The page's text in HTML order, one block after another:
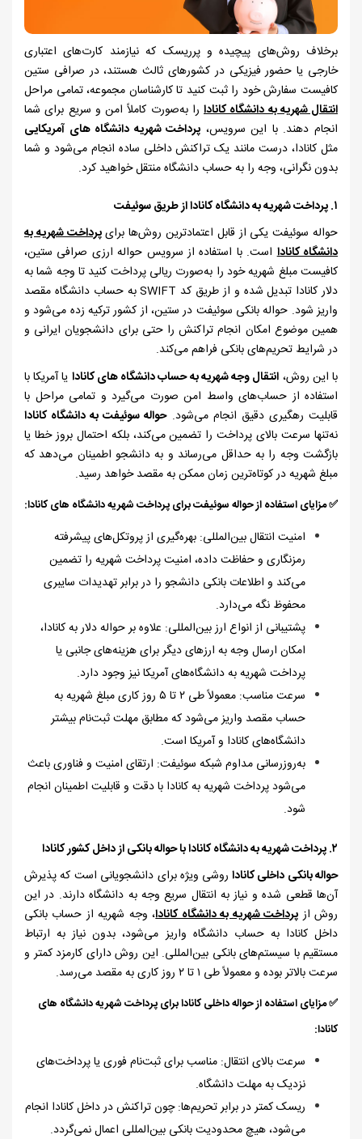
برخلاف روش‌های پیچیده و پرریسک که نیازمند کارت‌های اعتباری
خارجی یا حضور فیزیکی در کشورهای ثالث هستند، در صرافی ستین
کافیست سفارش خود را ثبت کنید تا کارشناسان مجموعه، تمامی مراحل
انتقال شهریه به دانشگاه کانادا را به‌صورت کاملاً امن و سریع برای شما
انجام دهند. با این سرویس، پرداخت شهریه دانشگاه‌ های آمریکایی
مثل کانادا، درست مانند یک تراکنش داخلی ساده انجام می‌شود و شما
بدون نگرانی، وجه را به حساب دانشگاه منتقل خواهید کرد.
۱. پرداخت شهریه به دانشگاه کانادااز طریق سوئیفت
حواله سوئیفت یکی از قابل اعتمادترین روش‌ها برایپرداخت شهریه به
دانشگاه کانادااست. با استفاده از سرویس حواله ارزی صرافی ستین،
کافیست مبلغ شهریه خود را به‌صورت ریالی پرداخت کنید تا وجه شما به
دلار کانادا تبدیل شده و از طریق کد SWIFTبه حساب دانشگاه مقصد
واریز شود. حواله بانکی سوئیفت در ستین، از کشور ترکیه زده می‌شود و
همین موضوع امکان انجام تراکنش را حتی برای دانشجویان ایرانی و
در شرایط تحریم‌های بانکی فراهم می‌کند.
با این روش، انتقال وجه شهریه به حساب دانشگاه‌ های کانادا یا آمریکا با
استفاده از حساب‌های واسط امن صورت می‌گیرد و تمامی مراحل با
قابلیت رهگیری دقیق انجام می‌شود.حواله سوئیفت به دانشگاه کانادا
نه‌تنها سرعت بالای پرداخت را تضمین می‌کند، بلکه احتمال بروز خطا یا
بازگشت وجه را به حداقل می‌رساند و به دانشجو اطمینان می‌دهد که
مبلغ شهریه در کوتاه‌ترین زمان ممکن به مقصد خواهد رسید.
✅مزایای استفاده از حواله سوئیفت برای پرداخت شهریه دانشگاه ‌های کانادا:
امنیت انتقال بین‌المللی: بهره‌گیری از پروتکل‌های پیشرفته
رمزنگاری و حفاظت داده، امنیت پرداخت شهریه را تضمین
می‌کند و اطلاعات بانکی دانشجو را در برابر تهدیدات سایبری
محفوظ نگه می‌دارد.
پشتیبانی از انواع ارز بین‌المللی: علاوه بر حواله دلار به کانادا،
امکان ارسال وجه به ارزهای دیگر برای هزینه‌های جانبی یا
پرداخت شهریه به دانشگاه‌های آمریکا نیز وجود دارد.
سرعت مناسب: معمولاً طی ۲تا ۵ روز کاری مبلغ شهریه به
حساب مقصد واریز می‌شود که مطابق مهلت ثبت‌نام بیشتر
دانشگاه‌های کانادا و آمریکا است.
به‌روزرسانی مداوم شبکه سوئیفت: ارتقای امنیت و فناوری باعث
می‌شود پرداخت شهریه به کانادا با دقت و قابلیت اطمینان انجام
شود.
۲. پرداخت شهریه به دانشگاه کانادا با
حواله بانکی از داخل کشور کانادا
حواله بانکی داخلی کانادا روشی ویژه برای دانشجویانی است که پذیرش
آن‌ها قطعی شده و نیاز به انتقال سریع وجه به دانشگاه دارند. در این
روش از پرداخت شهریه به دانشگاه کانادا، وجه شهریه از حساب بانکی
داخل کانادا به حساب دانشگاه واریز می‌شود، بدون نیاز به ارتباط
مستقیم با سیستم‌های بانکی بین‌المللی. این روش دارای کارمزد کمتر و
سرعت بالاتر بوده و معمولاً طی ۱تا۲ روز کاری به مقصد می‌رسد.
✅مزایای استفاده از حواله داخلی کانادا برای پرداخت شهریه دانشگاه ‌های
کانادا:
سرعت بالای انتقال: مناسب برای ثبت‌نام فوری یا پرداخت‌های
نزدیک به مهلت دانشگاه.
ریسک کمتر در برابر تحریم‌ها: چون تراکنش در داخل کانادا انجام
می‌شود، هیچ محدودیت بانکی بین‌المللی اعمال نمی‌گردد.